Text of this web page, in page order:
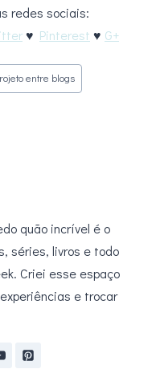
redes sociais:
♥ Pinterest ♥ G+
entre blogs
quão incrível é o
séries, livros e todo
Criei esse espaço
e trocar